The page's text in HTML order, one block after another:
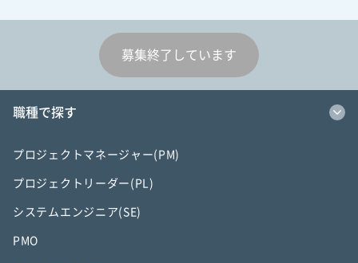
募集終了しています
職種で探す
プロジェクトマネージャー(PM)
プロジェクトリーダー(PL)
システムエンジニア(SE)
PMO